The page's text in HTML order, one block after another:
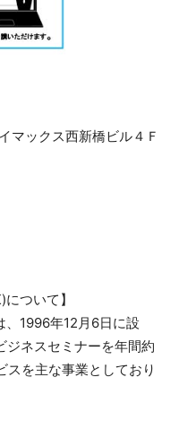
マックス西新橋ビル４Ｆ
ついて】
、1996年12月6日に設
ネスセミナーを年間約
を主な事業としており